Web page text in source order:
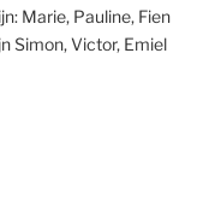
Marie, Pauline, Fien
Simon, Victor, Emiel